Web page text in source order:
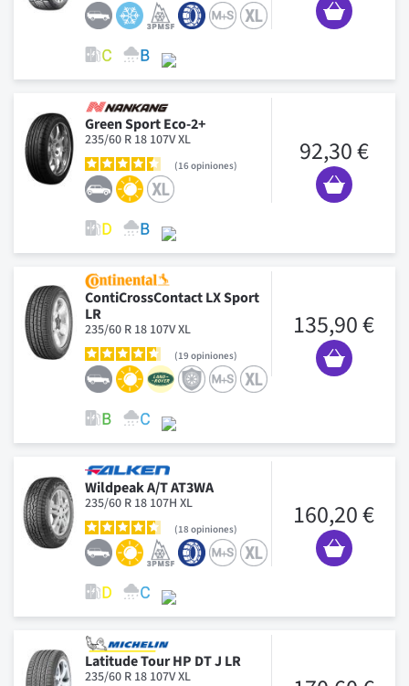
Green Sport Eco-2+
235/60 R 18 107V XL
16opiniones 92,30 €
ContiCrossContact LX Sport
LR
235/60 R 18 107V XL
19 opiniones
135,90 €
Wildpeak A/T AT3WA
235/60 R 18 107H XL
18 opiniones 160,20 €
Latitude Tour HP DT J LR
235/60 R 18 107V XL